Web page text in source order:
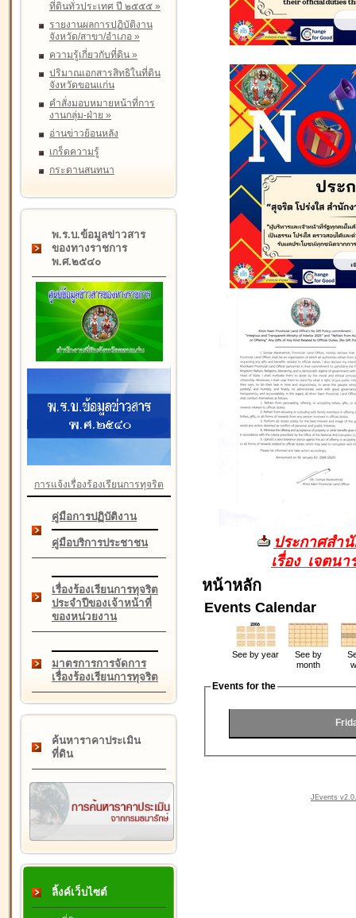
ที่ดินทั่วประเทศ ปี ๒๕๕๕ »
รายงานผลการปฏิบัติงาน
จังหวัด/สาขา/อำเภอ »
ความรู้เกี่ยวกับที่ดิน »
ปริมาณเอกสารสิทธิในที่ดิน
จังหวัดขอนแก่น
คำสั่งมอบหมายหน้าที่การ
งานกลุ่ม-ฝ่าย »
อ่านข่าวย้อนหลัง
เกร็ดความรู้
กระดานสนทนา
พ.ร.บ.ข้อมูลข่าวสาร
ของทางราชการ
พ.ศ.๒๕๔๐
การแจ้งเรื่องร้องเรียนการทุจริต
คู่มือการปฏิบัติงาน
คู่มือบริการประชาชน
เรื่องร้องเรียนการทุจริต
ประจำปีของเจ้าหน้าที่
ของหน่วยงาน
มาตรการการจัดการ
เรื่องร้องเรียนการทุจริต
ค้นหาราคาประเมิน
ที่ดิน
ลิ้งค์เว็บไซต์
ประกาศสำ
เรื่อง เจตน
หน้าหลัก
Events Calendar
See by year
See by
month
Events for the
JEvents